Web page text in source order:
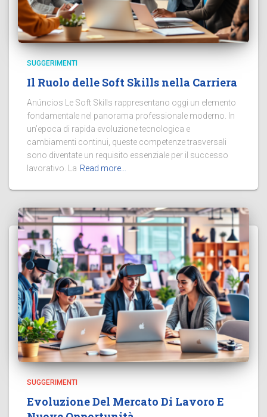
SUGGERIMENTI
Il Ruolo delle Soft Skills nella Carriera
Anúncios Le Soft Skills rappresentano oggi un elemento
fondamentale nel panorama professionale moderno. In
un’epoca di rapida evoluzione tecnologica e
cambiamenti continui, queste competenze trasversali
sono diventate un requisito essenziale per il successo
lavorativo. La Read more…
SUGGERIMENTI
Evoluzione Del Mercato Di Lavoro E